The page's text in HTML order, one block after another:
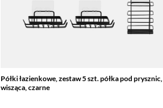
Półki łazienkowe, zestaw 5 szt. półka pod prysznic,
wisząca, czarne